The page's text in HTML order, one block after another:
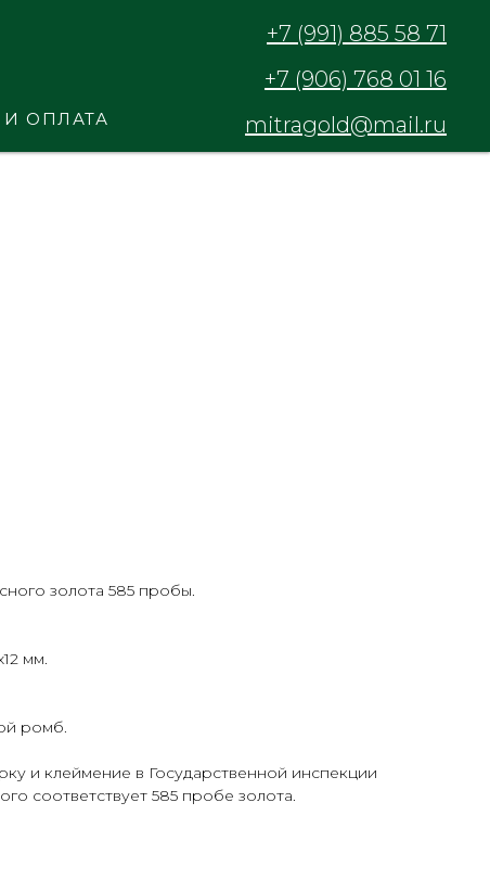
+7 (991) 885 58 71
+7 (906) 768 01 16
mitragold@mail.ru
И ОПЛАТА
золота 585 пробы.
мм.
ромб.
и клеймение в Государственной инспекции
соответствует 585 пробе золота.